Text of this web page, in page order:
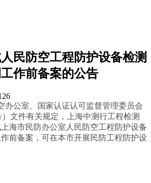
民防空工程防护设备检测
作前备案的公告
公室、国家认证认可监督管理委员会
）文件有关规定，上海中测行工程检测
海市民防办公室人民防空工程防护设备
前备案，可在本市开展民防工程防护设